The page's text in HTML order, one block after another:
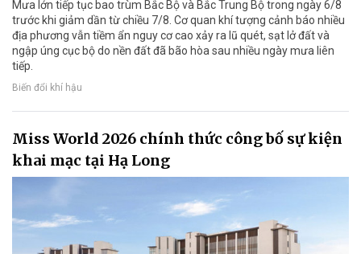
Mưa lớn tiếp tục bao trùm Bắc Bộ và Bắc Trung Bộ trong ngày 6/8
trước khi giảm dần từ chiều 7/8. Cơ quan khí tượng cảnh báo nhiều
địa phương vẫn tiềm ẩn nguy cơ cao xảy ra lũ quét, sạt lở đất và
ngập úng cục bộ do nền đất đã bão hòa sau nhiều ngày mưa liên
tiếp.
Biến đổi khí hậu
Miss World 2026 chính thức công bố sự kiện
khai mạc tại Hạ Long